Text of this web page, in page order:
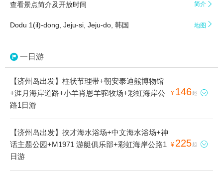
查看景点简介及开放时间 简介 
Dodu 1(il)-dong, Jeju-si, Jeju-do, 韩国 地图 
一日游
【济州岛出发】柱状节理带+朝安泰迪熊博物馆
+涯月海岸道路+小羊肖恩羊驼牧场+彩虹海岸公
路1日游
¥ 146起 
【济州岛出发】挟才海水浴场+中文海水浴场+神
话主题公园+M1971 游艇俱乐部+彩虹海岸公路1
日游
¥ 225起 